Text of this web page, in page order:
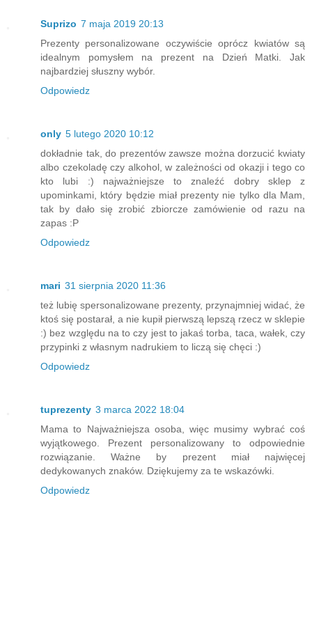
Suprizo 7 maja 2019 20:13
Prezenty personalizowane oczywiście oprócz kwiatów są
idealnym pomysłem na prezent na Dzień Matki. Jak
najbardziej słuszny wybór.
Odpowiedz
only 5 lutego 2020 10:12
dokładnie tak, do prezentów zawsze można dorzucić kwiaty
albo czekoladę czy alkohol, w zależności od okazji i tego co
kto lubi :) najważniejsze to znaleźć dobry sklep z
upominkami, który będzie miał prezenty nie tylko dla Mam,
tak by dało się zrobić zbiorcze zamówienie od razu na
zapas :P
Odpowiedz
mari 31 sierpnia 2020 11:36
też lubię spersonalizowane prezenty, przynajmniej widać, że
ktoś się postarał, a nie kupił pierwszą lepszą rzecz w sklepie
:) bez względu na to czy jest to jakaś torba, taca, wałek, czy
przypinki z własnym nadrukiem to liczą się chęci :)
Odpowiedz
tuprezenty 3 marca 2022 18:04
Mama to Najważniejsza osoba, więc musimy wybrać coś
wyjątkowego. Prezent personalizowany to odpowiednie
rozwiązanie. Ważne by prezent miał najwięcej
dedykowanych znaków. Dziękujemy za te wskazówki.
Odpowiedz